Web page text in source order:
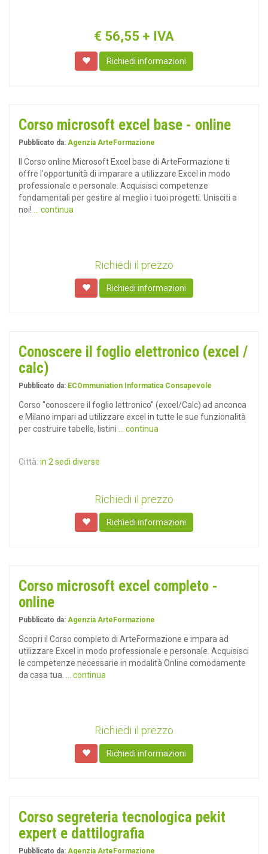
€ 56,55 + IVA
Richiedi informazioni
Corso microsoft excel base - online
Pubblicato da: Agenzia ArteFormazione
Il Corso online Microsoft Excel base di ArteFormazione ti
offre l'opportunità di imparare a utilizzare Excel in modo
professionale e personale. Acquisisci competenze
fondamentali per gestire al meglio i tuoi progetti. Unisciti a
noi!
... continua
Richiedi il prezzo
Richiedi informazioni
Conoscere il foglio elettronico (excel /
calc)
Pubblicato da: ECOmmuniation Informatica Consapevole
Corso "conoscere il foglio lettronico" (excel/Calc) ad anconca
e Milano impari ad utilizzare excel in tutte le sue funzionalità
per costruire tabelle, listini
... continua
Città: in 2 sedi diverse
Richiedi il prezzo
Richiedi informazioni
Corso microsoft excel completo -
online
Pubblicato da: Agenzia ArteFormazione
Scopri il Corso completo di ArteFormazione e impara ad
utilizzare Excel in modo professionale e personale. Acquisisci
le competenze necessarie in modalità Online comodamente
da casa tua.
... continua
Richiedi il prezzo
Richiedi informazioni
Corso segreteria tecnologica pekit
expert e dattilografia
Pubblicato da: Agenzia ArteFormazione